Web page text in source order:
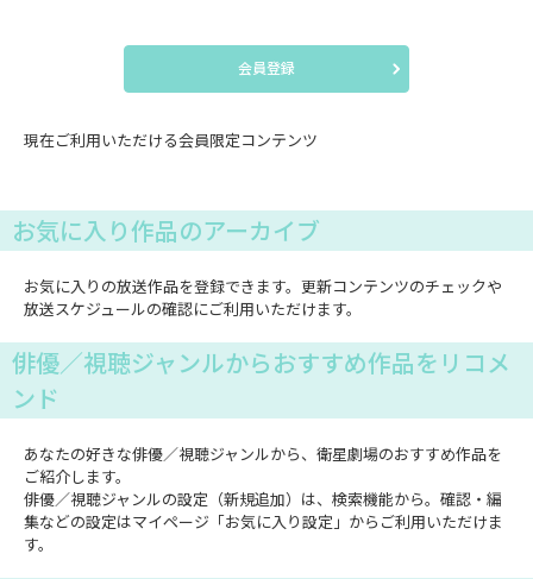
会員登録
現在ご利用いただける会員限定コンテンツ
お気に入り作品のアーカイブ
お気に入りの放送作品を登録できます。更新コンテンツのチェックや
放送スケジュールの確認にご利用いただけます。
俳優／視聴ジャンルからおすすめ作品をリコメ
ンド
あなたの好きな俳優／視聴ジャンルから、衛星劇場のおすすめ作品を
ご紹介します。
俳優／視聴ジャンルの設定（新規追加）は、検索機能から。確認・編
集などの設定はマイページ「お気に入り設定」からご利用いただけま
す。